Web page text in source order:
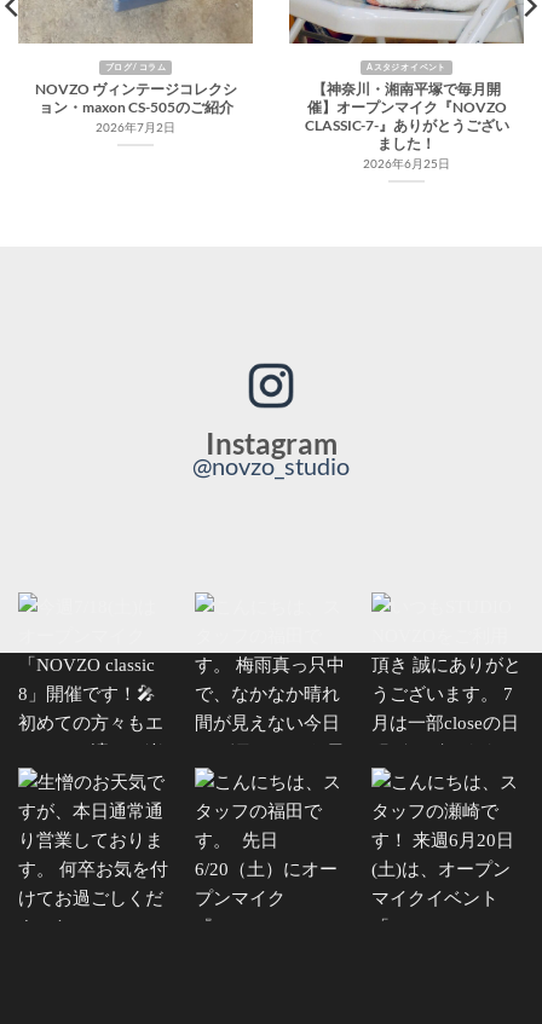
ブログ / コラム
NOVZO ヴィンテージコレクシ
ョン・maxon CS-505のご紹介
2026年7月2日
Aスタジオ イベント
【神奈川・湘南平塚で毎月開
催】オープンマイク『NOVZO
CLASSIC-7-』ありがとうござい
ました！
2026年6月25日
Instagram
@novzo_studio